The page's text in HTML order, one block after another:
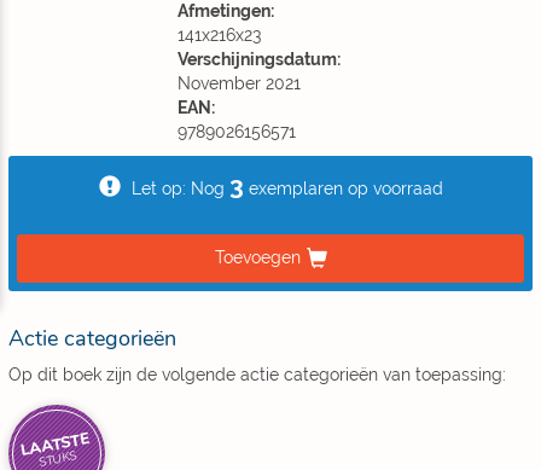
Afmetingen:
141x216x23
Verschijningsdatum:
November 2021
EAN:
9789026156571
Let op: Nog 3 exemplaren op voorraad
Toevoegen
Actie categorieën
Op dit boek zijn de volgende actie categorieën van toepassing:
LAATSTE
STUKS